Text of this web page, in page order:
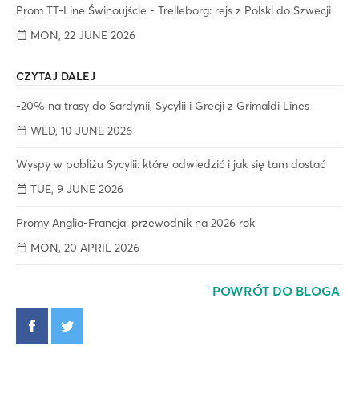
Prom TT-Line Świnoujście - Trelleborg: rejs z Polski do Szwecji
MON, 22 JUNE 2026
CZYTAJ DALEJ
-20% na trasy do Sardynii, Sycylii i Grecji z Grimaldi Lines
WED, 10 JUNE 2026
Wyspy w pobliżu Sycylii: które odwiedzić i jak się tam dostać
TUE, 9 JUNE 2026
Promy Anglia-Francja: przewodnik na 2026 rok
MON, 20 APRIL 2026
POWRÓT DO BLOGA